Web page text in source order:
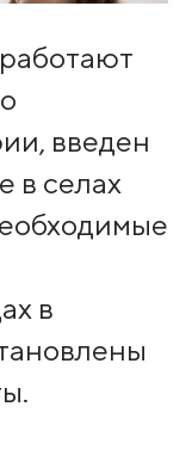
введен
в селах
в